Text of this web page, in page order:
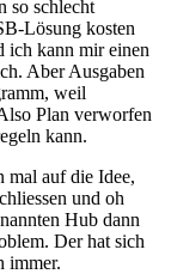
so schlecht
Lösung kosten
ich kann mir einen
Aber Ausgaben
weil
Plan verworfen
kann.
mal auf die Idee,
und oh
Hub dann
Der hat sich
immer.